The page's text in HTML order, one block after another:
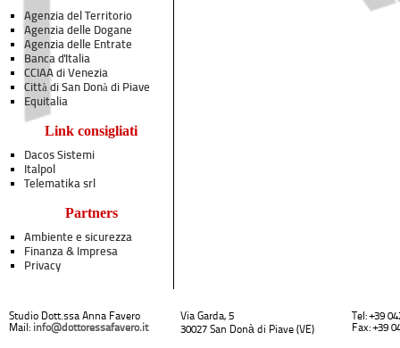
Agenzia del Territorio
Agenzia delle Dogane
Agenzia delle Entrate
Banca d'Italia
CCIAA di Venezia
Città di San Donà di Piave
Equitalia
Link consigliati
Dacos Sistemi
Italpol
Telematika srl
Partners
Ambiente e sicurezza
Finanza & Impresa
Privacy
Studio Dott.ssa Anna Favero
Mail: info@dottoressafavero.it
Via Garda, 5
30027 San Donà di Piave (VE)
Tel: +39
Fax: +39